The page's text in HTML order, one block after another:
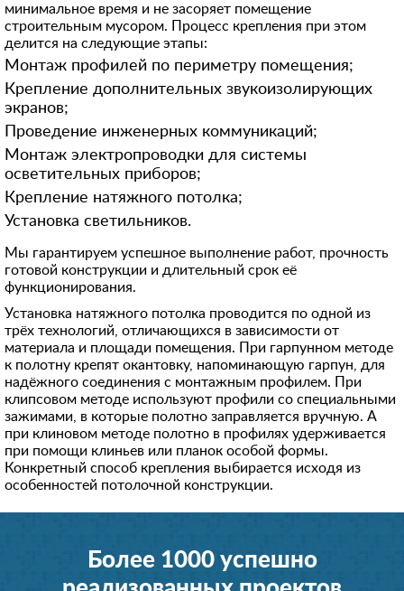
минимальное время и не засоряет помещение
строительным мусором. Процесс крепления при этом
делится на следующие этапы:
Монтаж профилей по периметру помещения;
Крепление дополнительных звукоизолирующих
экранов;
Проведение инженерных коммуникаций;
Монтаж электропроводки для системы
осветительных приборов;
Крепление натяжного потолка;
Установка светильников.
Мы гарантируем успешное выполнение работ, прочность
готовой конструкции и длительный срок её
функционирования.
Установка натяжного потолка проводится по одной из
трёх технологий, отличающихся в зависимости от
материала и площади помещения. При гарпунном методе
к полотну крепят окантовку, напоминающую гарпун, для
надёжного соединения с монтажным профилем. При
клипсовом методе используют профили со специальными
зажимами, в которые полотно заправляется вручную. А
при клиновом методе полотно в профилях удерживается
при помощи клиньев или планок особой формы.
Конкретный способ крепления выбирается исходя из
особенностей потолочной конструкции.
Более 1000 успешно